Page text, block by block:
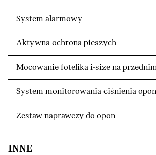
System alarmowy
Aktywna ochrona pieszych
Mocowanie fotelika i-size na
System monitorowania ciśnienia opon
Zestaw naprawczy do opon
INNE